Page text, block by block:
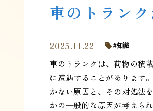
車のトラン
2025.11.22 知識
車のトランクは、荷物の積
に遭遇することがあります
かない原因と、その対処法
かの一般的な原因が考えら